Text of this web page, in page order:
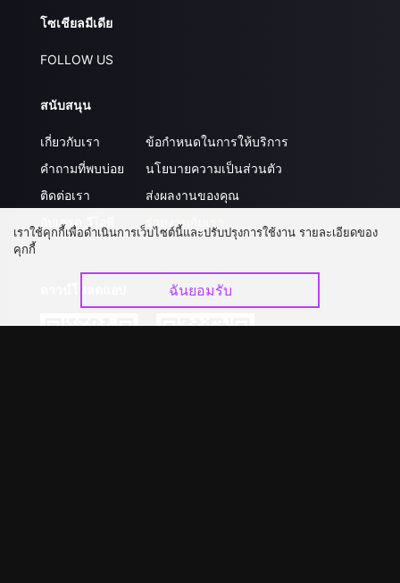
โซเชียลมีเดีย
FOLLOW US
สนับสนุน
เกี่ยวกับเรา
คำถามที่พบบ่อย
ติดต่อเรา
อัปเกรด วีไอพี
ข้อกำหนดในการให้บริการ
นโยบายความเป็นส่วนตัว
ส่งผลงานของคุณ
ร่วมงานกับเรา
เราใช้คุกกี้เพื่อดำเนินการเว็บไซต์นี้และปรับปรุงการใช้งาน รายละเอียดของ
คุกกี้
ฉันยอมรับ